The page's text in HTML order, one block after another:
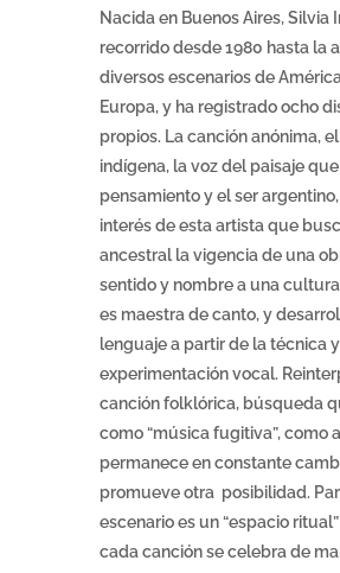
Nacida en Buenos Aires, Silvia
recorrido desde 1980 hasta la
diversos escenarios de
Europa, y ha registrado ocho
propios. La canción anónima,
indígena, la voz del paisaje
pensamiento y el ser
interés de esta artista que
ancestral la vigencia de una
sentido y nombre a una
es maestra de canto, y
lenguaje a partir de la técnica
experimentación vocal.
canción folklórica, búsqueda
como “música fugitiva”, como
permanece en constante
promueve otra posibilidad.
escenario es un “espacio
cada canción se celebra de